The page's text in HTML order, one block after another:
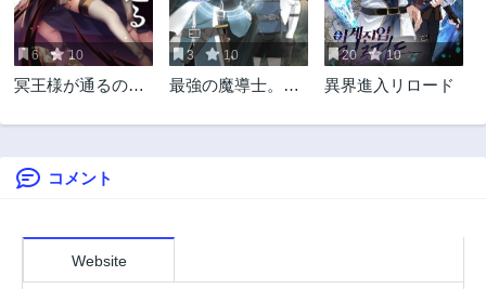
34話
3年前
33話
3年前
32話
3年前
31話
3年前
30話 29話
28話
26話
6 10
冥王様が通るので
3 10
最強の魔導士。ひ
まったので田舎の
20 10
異界進入リロード
コメント
Website